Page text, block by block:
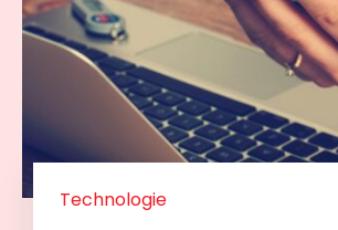
Technologie